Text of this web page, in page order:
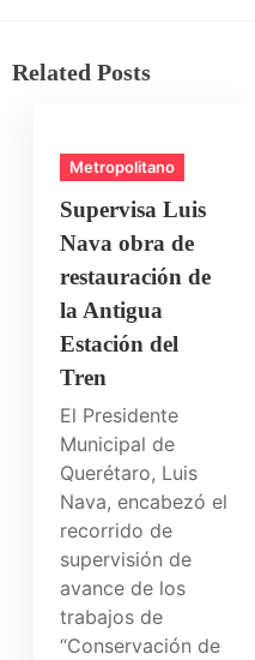
Related Posts
Metropolitano
Supervisa Luis
Nava obra de
restauración de
la Antigua
Estación del
Tren
El Presidente
Municipal de
Querétaro, Luis
Nava, encabezó el
recorrido de
supervisión de
avance de los
trabajos de
“Conservación de